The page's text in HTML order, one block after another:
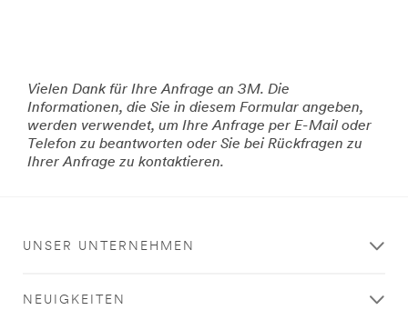
Vielen Dank für Ihre Anfrage an 3M. Die
Informationen, die Sie in diesem Formular angeben,
werden verwendet, um Ihre Anfrage per E-Mail oder
Telefon zu beantworten oder Sie bei Rückfragen zu
Ihrer Anfrage zu kontaktieren.
UNSER UNTERNEHMEN
NEUIGKEITEN